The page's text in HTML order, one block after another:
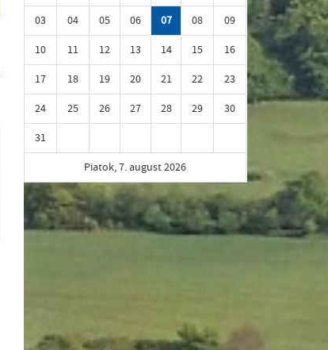
03
04 05 06 07 08
09
10
11 12 13 14 15
16
17
18 19 20 21 22
23
24
25 26 27 28 29
30
31
Piatok, 7. august 2026